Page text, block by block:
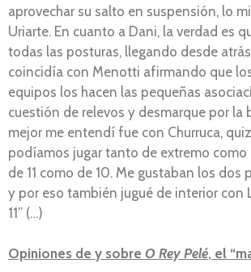
aprovechar su salto en suspensión, lo
Uriarte. En cuanto a Dani, la verdad es
todas las posturas, llegando desde
coincidía con Menotti afirmando que
equipos los hacen las pequeñas
cuestión de relevos y desmarque por la
mejor me entendí fue con Churruca,
podíamos jugar tanto de extremo
de 11 como de 10. Me gustaban los dos
y por eso también jugué de interior con
11” (…)
Opiniones de y sobre O Rey Pelé, el